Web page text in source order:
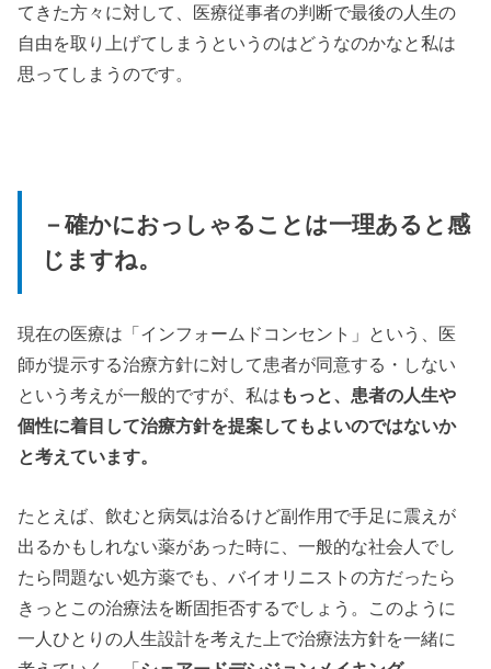
てきた方々に対して、医療従事者の判断で最後の人生の
自由を取り上げてしまうというのはどうなのかなと私は
思ってしまうのです。
－確かにおっしゃることは一理あると感
じますね。
現在の医療は「インフォームドコンセント」という、医
師が提示する治療方針に対して患者が同意する・しない
という考えが一般的ですが、私は もっと、患者の人生や
個性に着目して治療方針を提案してもよいのではないか
と考えています。
たとえば、飲むと病気は治るけど副作用で手足に震えが
出るかもしれない薬があった時に、一般的な社会人でし
たら問題ない処方薬でも、バイオリニストの方だったら
きっとこの治療法を断固拒否するでしょう。このように
一人ひとりの人生設計を考えた上で治療法方針を一緒に